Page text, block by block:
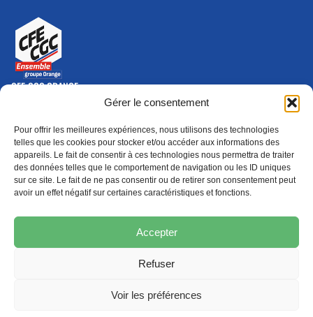
Gérer le consentement
Pour offrir les meilleures expériences, nous utilisons des technologies
telles que les cookies pour stocker et/ou accéder aux informations des
appareils. Le fait de consentir à ces technologies nous permettra de traiter
des données telles que le comportement de navigation ou les ID uniques
sur ce site. Le fait de ne pas consentir ou de retirer son consentement peut
avoir un effet négatif sur certaines caractéristiques et fonctions.
Accepter
Refuser
Voir les préférences
CFE-CGC ORANGE
10-12 rue Saint Amand, 75015 Paris Cedex 15
Nous contacter
01 46 79 28 74
S'ABONNER(NOUVELLE FENÊTRE)
ADHÉRER
Épargne
(nouvelle fenêtre) Formation
(nouvelle fenêtre)
POLITIQUE DE COOKIES